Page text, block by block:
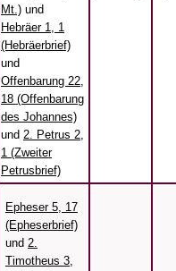
Mt.) und
Hebräer 1, 1
(Hebräerbrief)
und
Offenbarung 22,
18 (Offenbarung
des Johannes)
und 2. Petrus 2,
1 (Zweiter
Petrusbrief)
Epheser 5, 17
(Epheserbrief)
und 2.
Timotheus 3,